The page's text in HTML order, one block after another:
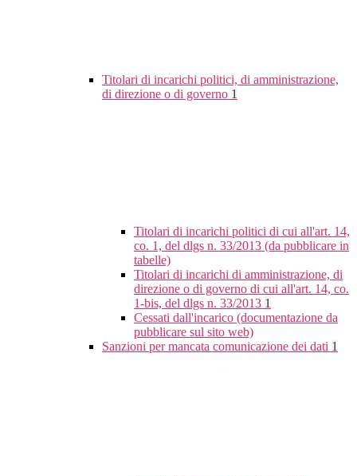
Titolari di incarichi politici, di amministrazione,
di direzione o di governo 1
Titolari di incarichi politici di cui all'art. 14,
co. 1, del dlgs n. 33/2013 (da pubblicare in
tabelle)
Titolari di incarichi di amministrazione, di
direzione o di governo di cui all'art. 14, co.
1-bis, del dlgs n. 33/2013 1
Cessati dall'incarico (documentazione da
pubblicare sul sito web)
Sanzioni per mancata comunicazione dei dati 1